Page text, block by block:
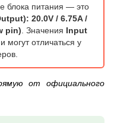
блока питания — это
20.0V / 6.75A /
pin) . Значения Input
могут отличаться у
от официального